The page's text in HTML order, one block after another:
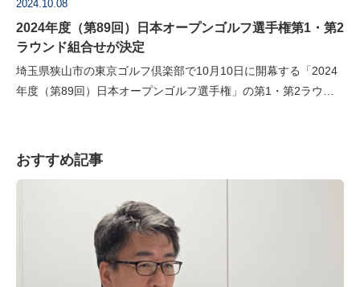
2024.10.08
2024年度（第89回）日本オープンゴルフ選手権第1・第2
ラウンド組合せが決定
埼玉県狭山市の東京ゴルフ倶楽部で10月10日に開幕する「2024
年度（第89回）日本オープンゴルフ選手権」の第1・第2ラウン
おすすめ記事